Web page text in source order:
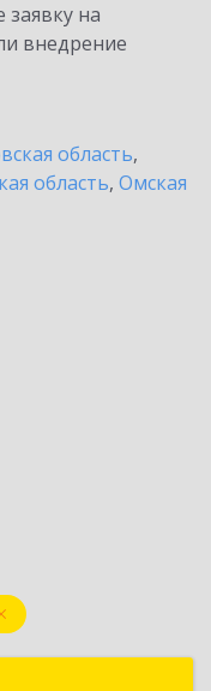
на
внедрение
область,
область, Омская